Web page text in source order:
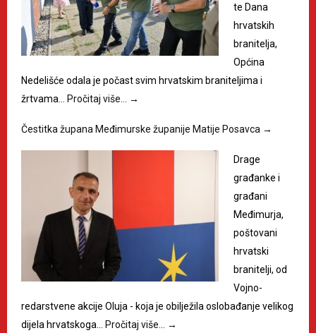
te Dana
hrvatskih
branitelja,
Općina
Nedelišće odala je počast svim hrvatskim braniteljima i
žrtvama…
Pročitaj više… →
Čestitka župana Međimurske županije Matije Posavca →
Drage
građanke i
građani
Međimurja,
poštovani
hrvatski
branitelji, od
Vojno-
redarstvene akcije Oluja - koja je obilježila oslobađanje velikog
dijela hrvatskoga…
Pročitaj više… →